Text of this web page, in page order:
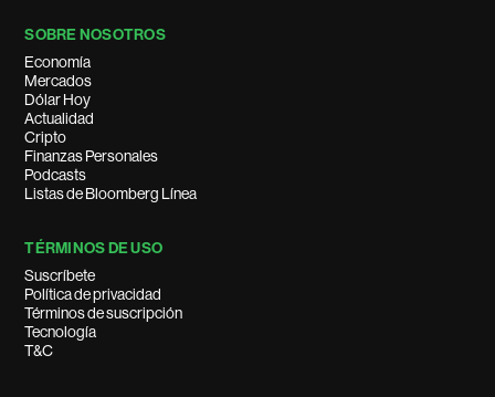
SOBRE NOSOTROS
Economía
Mercados
Dólar Hoy
Actualidad
Cripto
Finanzas Personales
Podcasts
Listas de Bloomberg Línea
TÉRMINOS DE USO
Suscríbete
Política de privacidad
Términos de suscripción
Tecnología
T&C